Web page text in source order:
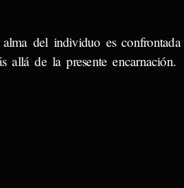
del individuo es
allá de la presente encarnación.